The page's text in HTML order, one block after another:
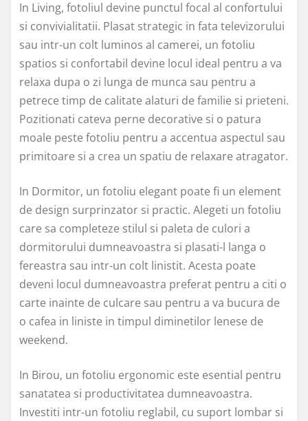
In Living, fotoliul devine punctul focal al confortului
si convivialitatii. Plasat strategic in fata televizorului
sau intr-un colt luminos al camerei, un fotoliu
spatios si confortabil devine locul ideal pentru a va
relaxa dupa o zi lunga de munca sau pentru a
petrece timp de calitate alaturi de familie si prieteni.
Pozitionati cateva perne decorative si o patura
moale peste fotoliu pentru a accentua aspectul sau
primitoare si a crea un spatiu de relaxare atragator.
In Dormitor, un fotoliu elegant poate fi un element
de design surprinzator si practic. Alegeti un fotoliu
care sa completeze stilul si paleta de culori a
dormitorului dumneavoastra si plasati-l langa o
fereastra sau intr-un colt linistit. Acesta poate
deveni locul dumneavoastra preferat pentru a citi o
carte inainte de culcare sau pentru a va bucura de
o cafea in liniste in timpul diminetilor lenese de
weekend.
In Birou, un fotoliu ergonomic este esential pentru
sanatatea si productivitatea dumneavoastra.
Investiti intr-un fotoliu reglabil, cu suport lombar si